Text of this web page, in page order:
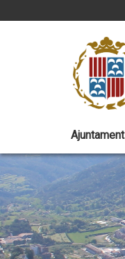
Ajuntament